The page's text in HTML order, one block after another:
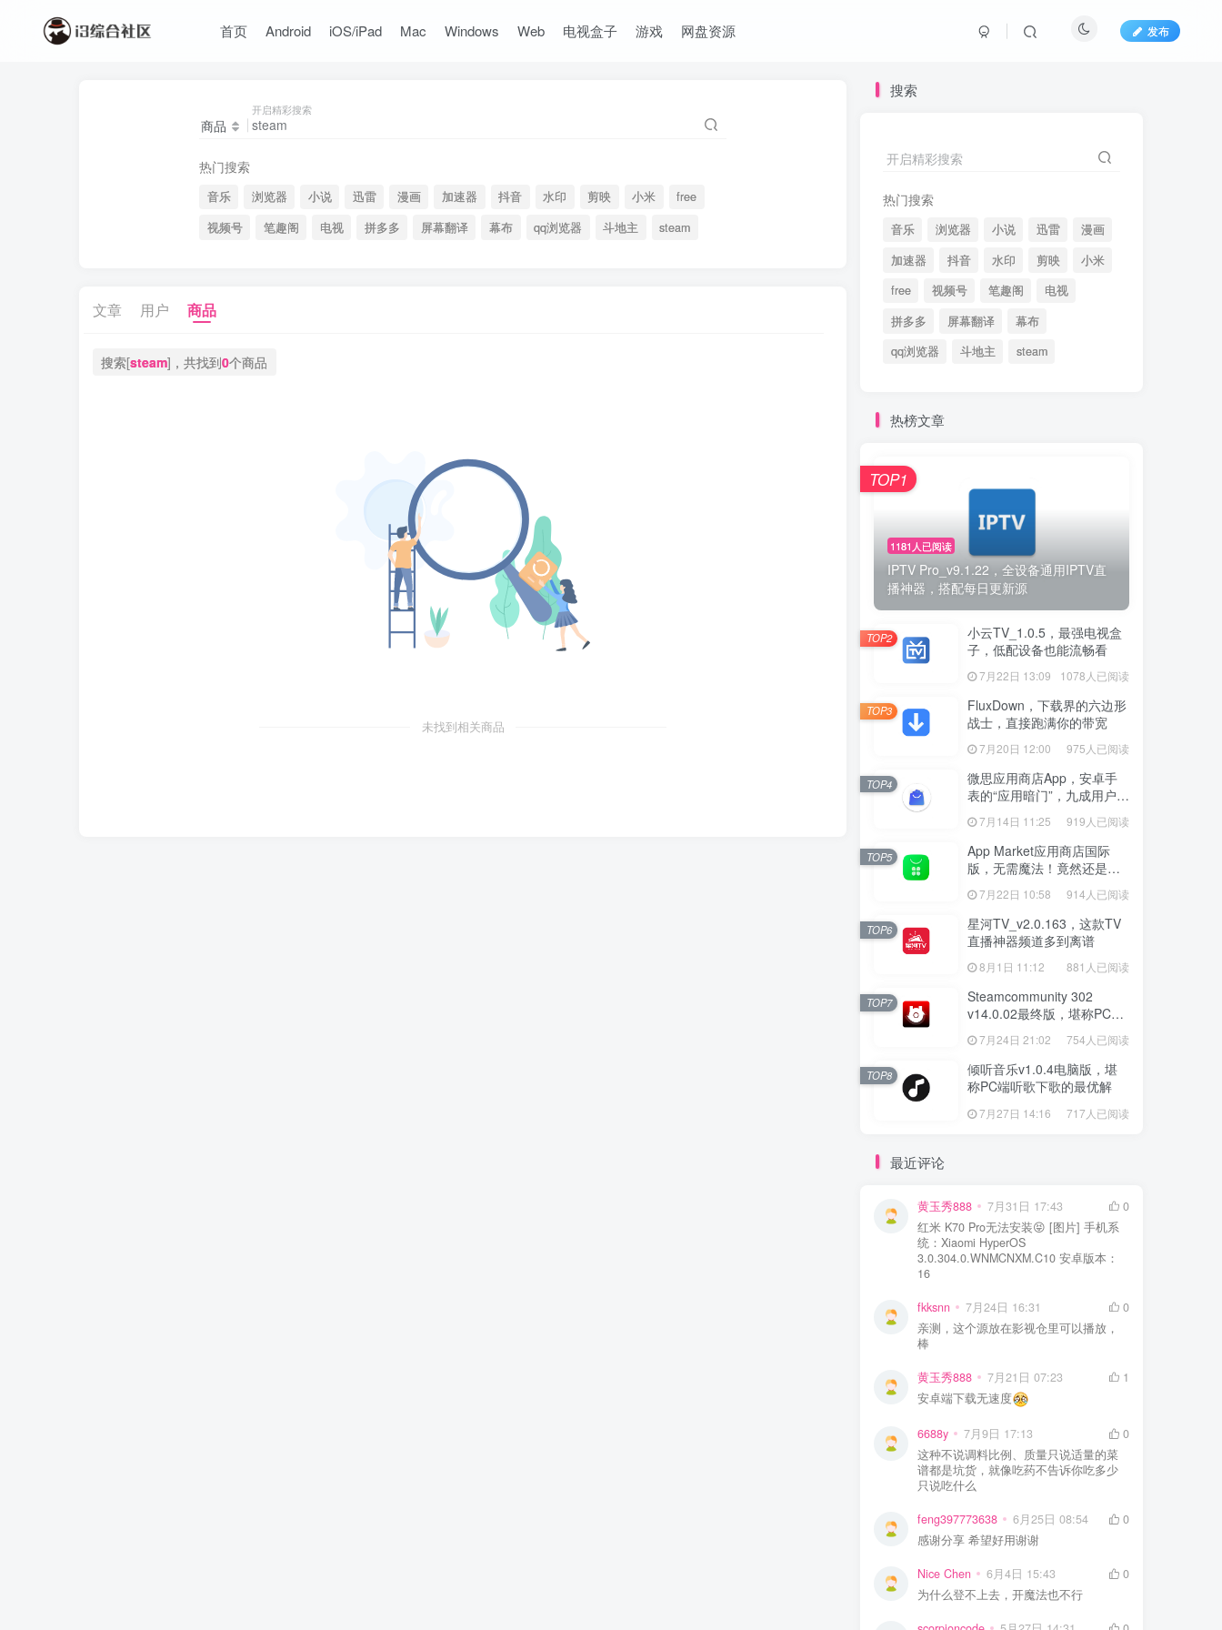
首页 Android iOS/iPad Mac Windows Web 电视盒子 游戏 网盘资源 发布
商品
开启精彩搜索
热门搜索
音乐 浏览器 小说 迅雷 漫画 加速器 抖音 水印 剪映 小米
free
视频号
笔趣阁 电视 拼多多 屏幕翻译 幕布 qq浏览器 斗地主 steam
文章 用户 商品
搜索[steam]，共找到0个商品
未找到相关商品
搜索
开启精彩搜索
热门搜索
音乐 浏览器 小说 迅雷
漫画
加速器
抖音 水印 剪映
小米
free
视频号 笔趣阁
电视
拼多多
屏幕翻译
幕布
qq浏览器
斗地主 steam
热榜文章
1181人已阅读
IPTV Pro_v9.1.22，全设备通用IPTV直
播神器，搭配每日更新源
TOP1
小云TV_1.0.5，最强电视盒
子，低配设备也能流畅看
7月22日 13:09 1078人已阅读
TOP2
FluxDown，下载界的六边形
战士，直接跑满你的带宽
7月20日 12:00 975人已阅读
TOP3
微思应用商店App，安卓手
表的“应用暗门”，九成用户还
没发现
7月14日 11:25 919人已阅读
TOP4
App Market应用商店国际
版，无需魔法！竟然还是大
厂出品？
7月22日 10:58 914人已阅读
TOP5
星河TV_v2.0.163，这款TV
直播神器频道多到离谱
8月1日 11:12 881人已阅读
TOP6
Steamcommunity 302
v14.0.02最终版，堪称PC玩
家必备的网络工具箱
7月24日 21:02 754人已阅读
TOP7
倾听音乐v1.0.4电脑版，堪
称PC端听歌下歌的最优解
7月27日 14:16 717人已阅读
TOP8
最近评论
黄玉秀888 7月31日 17:43
0
红米 K70 Pro无法安装😝 [图片] 手机系
统：Xiaomi HyperOS
3.0.304.0.WNMCNXM.C10 安卓版本：
16
fkksnn 7月24日 16:31
0
亲测，这个源放在影视仓里可以播放，
棒
黄玉秀888 7月21日 07:23
1
安卓端下载无速度
6688y 7月9日 17:13
0
这种不说调料比例、质量只说适量的菜
谱都是坑货，就像吃药不告诉你吃多少
只说吃什么
feng397773638 6月25日 08:54
0
感谢分享 希望好用谢谢
Nice Chen 6月4日 15:43
0
为什么登不上去，开魔法也不行